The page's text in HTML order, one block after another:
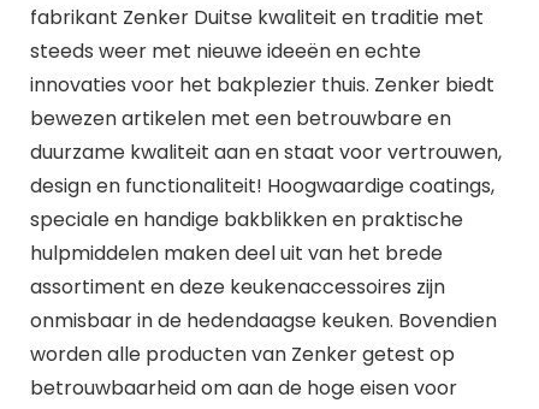
fabrikant Zenker Duitse kwaliteit en traditie met
steeds weer met nieuwe ideeën en echte
innovaties voor het bakplezier thuis. Zenker biedt
bewezen artikelen met een betrouwbare en
duurzame kwaliteit aan en staat voor vertrouwen,
design en functionaliteit! Hoogwaardige coatings,
speciale en handige bakblikken en praktische
hulpmiddelen maken deel uit van het brede
assortiment en deze keukenaccessoires zijn
onmisbaar in de hedendaagse keuken. Bovendien
worden alle producten van Zenker getest op
betrouwbaarheid om aan de hoge eisen voor